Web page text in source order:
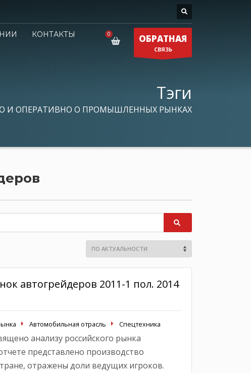
КОНТАКТЫ
ОБРАТНАЯ
СВЯЗЬ
Тэги
И ОПЕРАТИВНО О ПРОМЫШЛЕННЫХ РЫНКАХ
автогрейдеров 2011-1 пол. 2014
Автомобильная отрасль Спецтехника
анализу российского рынка
представлено производство
отражены доли ведущих игроков.